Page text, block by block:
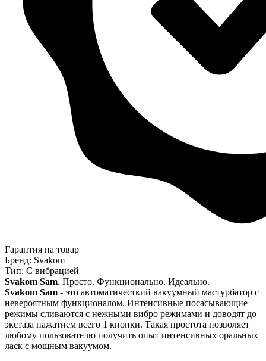
Гарантия на товар
Бренд: Svakom
Тип: С вибрацией
Svakom Sam. Просто. Функционально. Идеально.
Svakom Sam - это автоматичесткий вакуумный мастурбатор с
невероятным функционалом. Интенсивные посасывающие
режимы сливаются с нежными вибро режимами и доводят до
экстаза нажатием всего 1 кнопки. Такая простота позволяет
любому пользователю получить опыт интенсивных оральных
ласк с мощным вакуумом.